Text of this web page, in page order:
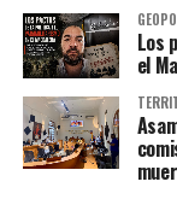
Los
el